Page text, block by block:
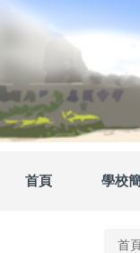
內
容
區
首頁 學校
首